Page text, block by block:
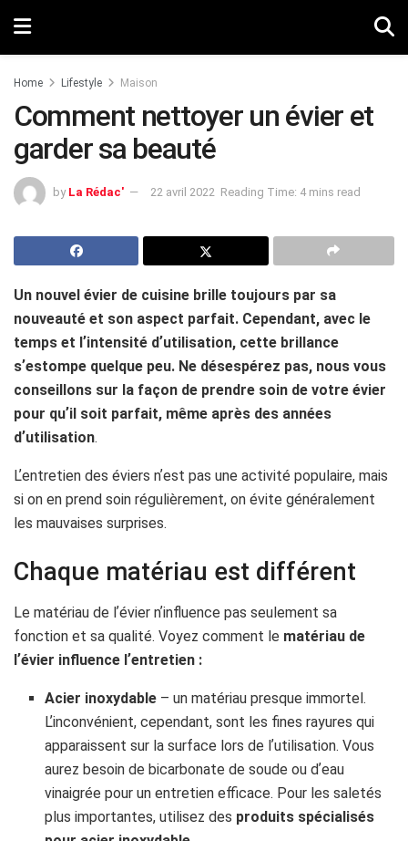
Home Lifestyle Maison
Comment nettoyer un évier et
garder sa beauté
by La Rédac' 22 avril 2022 Reading Time: 4 mins read
Un nouvel évier de cuisine brille toujours par sa
nouveauté et son aspect parfait. Cependant, avec le
temps et lʼintensité dʼutilisation, cette brillance
sʼestompe quelque peu. Ne désespérez pas, nous vous
conseillons sur la façon de prendre soin de votre évier
pour quʼil soit parfait, même après des années
dʼutilisation.
Lʼentretien des éviers nʼest pas une activité populaire, mais
si on en prend soin régulièrement, on évite généralement
les mauvaises surprises.
Chaque matériau est différent
Le matériau de lʼévier nʼinfluence pas seulement sa
fonction et sa qualité. Voyez comment le matériau de
lʼévier influence lʼentretien :
Acier inoxydable – un matériau presque immortel.
Lʼinconvénient, cependant, sont les fines rayures qui
apparaissent sur la surface lors de lʼutilisation. Vous
aurez besoin de bicarbonate de soude ou dʼeau
vinaigrée pour un entretien efficace. Pour les saletés
plus importantes, utilisez des produits spécialisés